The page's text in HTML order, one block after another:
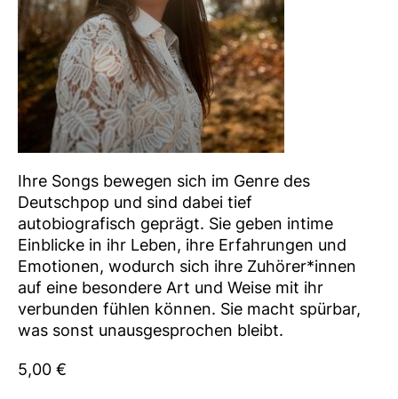
Ihre Songs bewegen sich im Genre des
Deutschpop und sind dabei tief
autobiografisch geprägt. Sie geben intime
Einblicke in ihr Leben, ihre Erfahrungen und
Emotionen, wodurch sich ihre Zuhörer*innen
auf eine besondere Art und Weise mit ihr
verbunden fühlen können. Sie macht spürbar,
was sonst unausgesprochen bleibt.
5,00 €